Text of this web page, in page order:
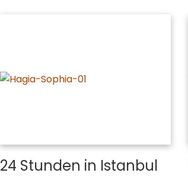
24 Stunden in Istanbul